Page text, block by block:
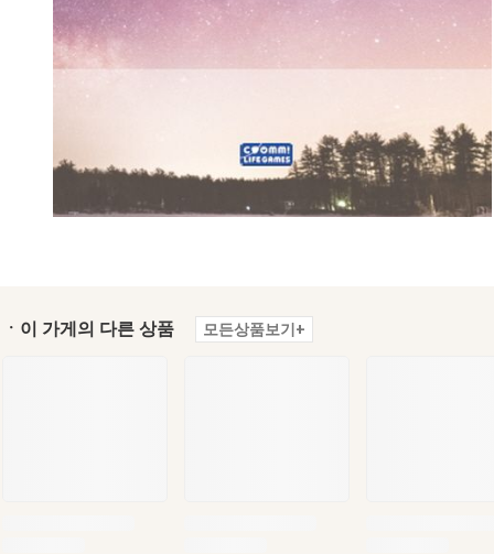
ㆍ이 가게의 다른 상품 모든상품보기+